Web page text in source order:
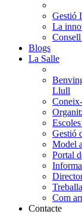
Gestió
La
Consell
Blogs
La Salle
Llull
Gestió
Model
Portal
Com
Contacte